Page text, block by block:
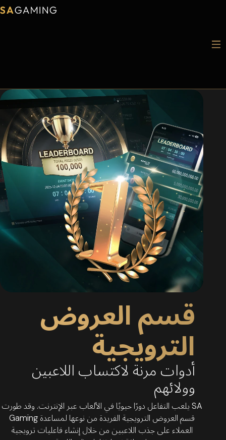
قسم العروض
الترويجية
أدوات مرنة لاكتساب اللاعبين
وولائهم
يلعب التفاعل دورًا حيويًا في الألعاب عبر الإنترنت. وقد طورت SA
Gaming قسم العروض الترويجية الفريدة من نوعها لمساعدة
العملاء على جذب اللاعبين من خلال إنشاء فاعليات ترويجية